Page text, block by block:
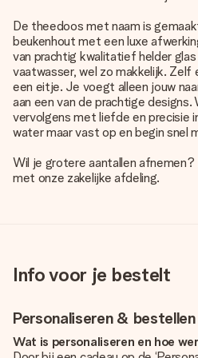
De theedoos met naam is
beukenhout met een luxe
van prachtig kwalitatief helder
vaatwasser, wel zo makkelijk. Zelf
een eitje. Je voegt alleen jouw
aan een van de prachtige
vervolgens met liefde en precisie
water maar vast op en begin snel
Wil je grotere aantallen
met onze zakelijke afdeling.
Info voor je bestelt
Personaliseren & bestellen
Wat is personaliseren en hoe